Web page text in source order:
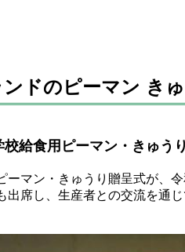
ドのピーマン き
校給食用ピーマン・きゅう
マン・きゅうり贈呈式が、
出席し、生産者との交流を通